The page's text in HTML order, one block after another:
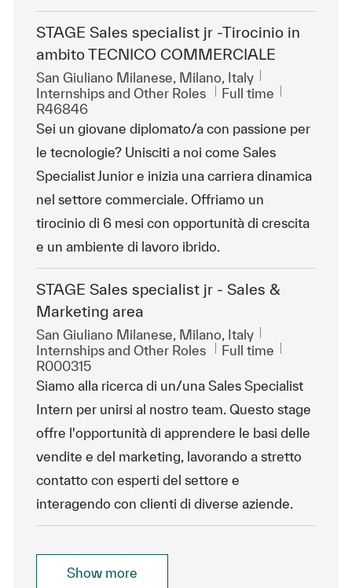
STAGE Sales specialist jr -Tirocinio in
ambito TECNICO COMMERCIALE
Location
San Giuliano Milanese, Milano, Italy
Category
Internships and Other Roles Job Type
Full time
R46846
Sei un giovane diplomato/a con passione per
le tecnologie? Unisciti a noi come Sales
Specialist Junior e inizia una carriera dinamica
nel settore commerciale. Offriamo un
tirocinio di 6 mesi con opportunità di crescita
e un ambiente di lavoro ibrido.
STAGE Sales specialist jr - Sales &
Marketing area
Location
San Giuliano Milanese, Milano, Italy
Category
Internships and Other Roles Job Type
Full time
R000315
Siamo alla ricerca di un/una Sales Specialist
Intern per unirsi al nostro team. Questo stage
offre l'opportunità di apprendere le basi delle
vendite e del marketing, lavorando a stretto
contatto con esperti del settore e
interagendo con clienti di diverse aziende.
Show more